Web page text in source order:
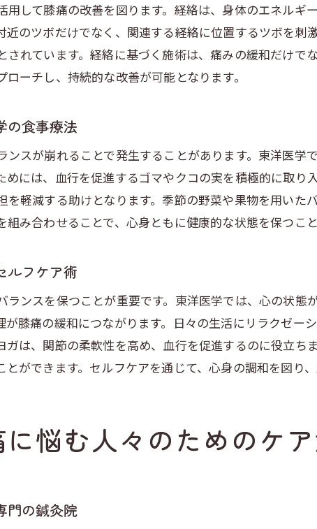
和泉市で人気の膝痛施術法を
患者の声で選ぶ膝痛施術ベスト
施術前後の変化を実感できる膝
膝痛を和らげるポイントは身体と心
心身の疲れが膝痛に与える影
日常生活でのストレス管理法
感情の安定がもたらす膝痛緩
膝痛を和らげるためのメンタ
膝の不調を抱える方への東洋医学的
個別カウンセリングで最適な
膝痛ケアのための継続的なフ
用して膝痛の改善を図ります。経絡は、身体のエネル
のツボだけでなく、関連する経絡に位置するツボを刺
されています。経絡に基づく施術は、痛みの緩和だけ
ーチし、持続的な改善が可能となります。
の食事療法
ンスが崩れることで発生することがあります。東洋医
には、血行を促進するゴマやクコの実を積極的に取り
を軽減する助けとなります。季節の野菜や果物を用い
み合わせることで、心身ともに健康的な状態を保つこと
ルフケア術
ランスを保つことが重要です。東洋医学では、心の状態
が膝痛の緩和につながります。日々の生活にリラクゼー
ガは、関節の柔軟性を高め、血行を促進するのに役立ち
とができます。セルフケアを通じて、心身の調和を図り
悩む人々のためのケ
門の鍼灸院